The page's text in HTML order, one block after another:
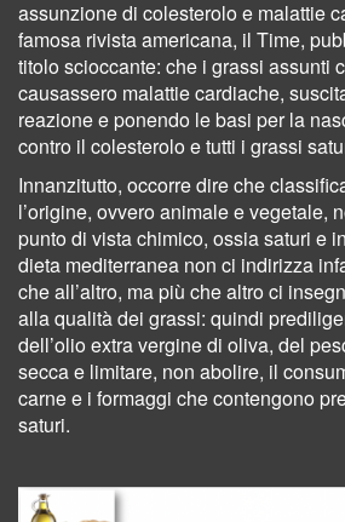
assunzione di colesterolo e malattie
famosa rivista americana, il Time,
titolo scioccante: che i grassi assunti
causassero malattie cardiache,
reazione e ponendo le basi per la
contro il colesterolo e tutti i grassi
Innanzitutto, occorre dire che
l’origine, ovvero animale e vegetale,
punto di vista chimico, ossia saturi e
dieta mediterranea non ci indirizza
che all’altro, ma più che altro ci
alla qualità dei grassi: quindi
dell’olio extra vergine di oliva, del
secca e limitare, non abolire, il
carne e i formaggi che contengono
saturi.